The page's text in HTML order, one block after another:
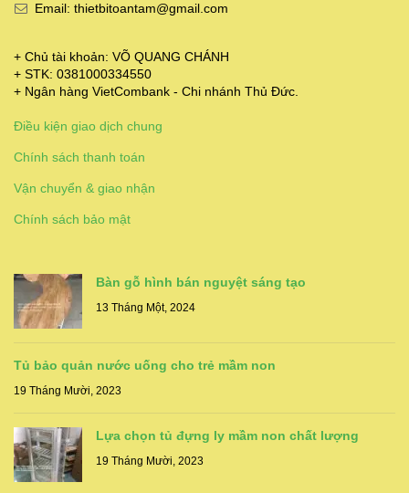
Email: thietbitoantam@gmail.com
+ Chủ tài khoản: VÕ QUANG CHÁNH
+ STK: 0381000334550
+ Ngân hàng VietCombank - Chi nhánh Thủ Đức.
Điều kiện giao dịch chung
Chính sách thanh toán
Vận chuyển & giao nhận
Chính sách bảo mật
Bàn gỗ hình bán nguyệt sáng tạo
13 Tháng Một, 2024
Tủ bảo quản nước uống cho trẻ mầm non
19 Tháng Mười, 2023
Lựa chọn tủ đựng ly mầm non chất lượng
19 Tháng Mười, 2023